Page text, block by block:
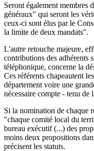
Seront également membres
généraux" qui seront les
ceux-ci sont élus par le
la limite de deux mandats".
L'autre retouche majeure,
contributions des adhérents
téléphonique, concerne la
Ces référents chapeautent
département voire une
nécessaire compte - tenu
Si la nomination de chaque
"chaque comité local du
bureau exécutif (...) des
moins deux propositions
précisent les statuts.